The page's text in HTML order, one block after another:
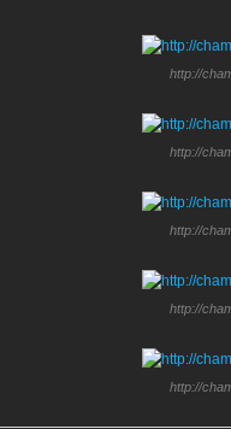
http://
http://
http://
http://
http://